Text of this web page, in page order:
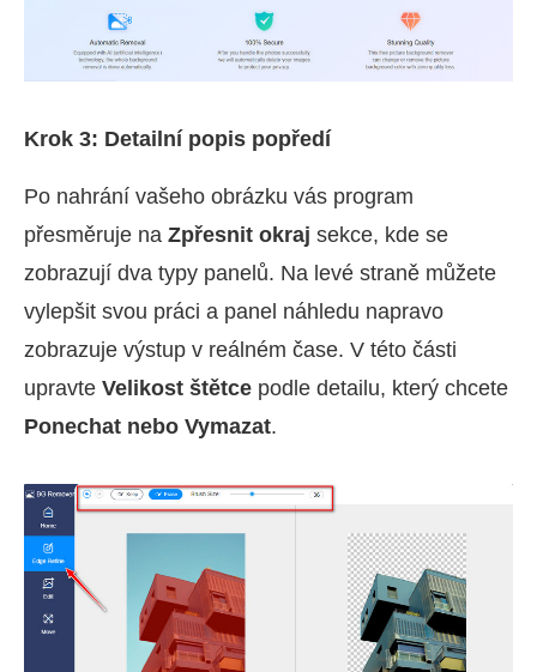
Krok 3: Detailní popis popředí
Po nahrání vašeho obrázku vás program
přesměruje na Zpřesnit okraj sekce, kde se
zobrazují dva typy panelů. Na levé straně můžete
vylepšit svou práci a panel náhledu napravo
zobrazuje výstup v reálném čase. V této části
upravte Velikost štětce podle detailu, který chcete
Ponechat nebo Vymazat.